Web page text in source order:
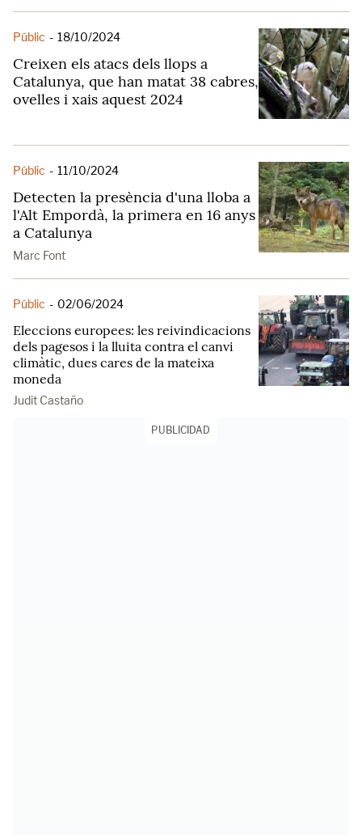
Públic - 18/10/2024
Creixen els atacs dels llops a
Catalunya, que han matat 38 cabres,
ovelles i xais aquest 2024
Públic - 11/10/2024
Detecten la presència d'una lloba a
l'Alt Empordà, la primera en 16 anys
a Catalunya
Marc Font
Públic - 02/06/2024
Eleccions europees: les reivindicacions
dels pagesos i la lluita contra el canvi
climàtic, dues cares de la mateixa
moneda
Judit Castaño
PUBLICIDAD